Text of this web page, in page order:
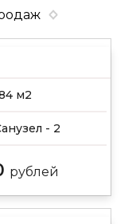
м2
- 2
рублей